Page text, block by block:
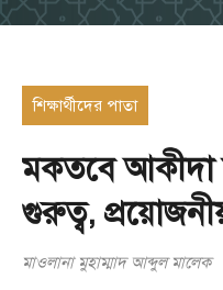
শিক্ষার্থীদের পাতা
মকতবে আকীদা
গুরুত্ব,
মাওলানা মুহাম্মাদ আব্দুল মালেক